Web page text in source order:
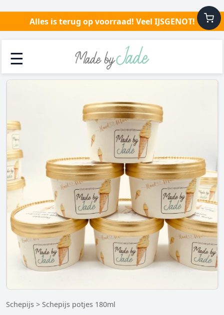
Alles is terug op voorraad! Veel IJSGENOT!
☰
Schepijs > Schepijs potjes 180ml